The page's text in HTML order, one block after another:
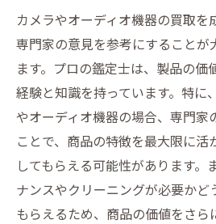
カメラやオーディオ機器の買取を
専門家の意見を参考にすることが
ます。プロの鑑定士は、製品の価
経験と知識を持っています。特に
やオーディオ機器の場合、専門家
ことで、商品の特徴を最大限に活
してもらえる可能性があります。
ナンスやクリーニングが必要かど
もらえるため、商品の価値をさら